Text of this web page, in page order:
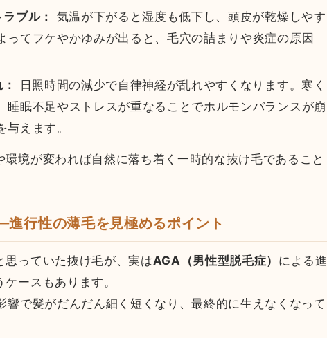
ブル：
気温が下がると湿度も低下し、頭皮が乾燥しやす
ってフケやかゆみが出ると、毛穴の詰まりや炎症の原因
日照時間の減少で自律神経が乱れやすくなります。寒く
睡眠不足やストレスが重なることでホルモンバランスが崩
えます。
環境が変われば自然に落ち着く一時的な抜け毛であること
行性の薄毛を見極めるポイント
っていた抜け毛が、実はAGA（男性型脱毛症） による進
ースもあります。
響で髪がだんだん細く短くなり、最終的に生えなくなって